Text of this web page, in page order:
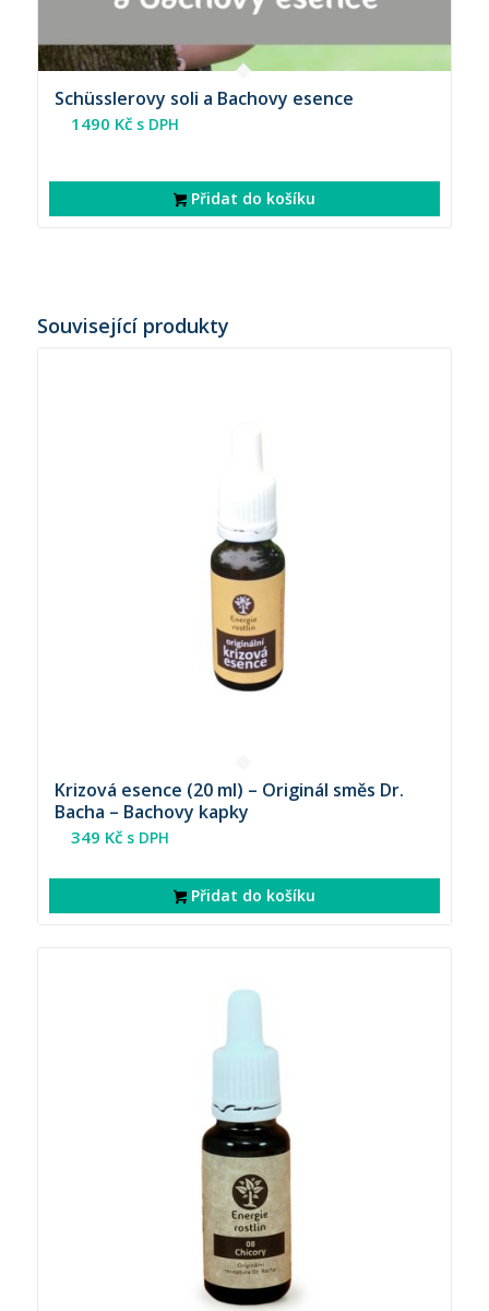
Schüsslerovy soli a Bachovy esence
1490 Kč s DPH
Přidat do košíku
Související produkty
Krizová esence (20 ml) – Originál směs Dr.
Bacha – Bachovy kapky
349 Kč s DPH
Přidat do košíku